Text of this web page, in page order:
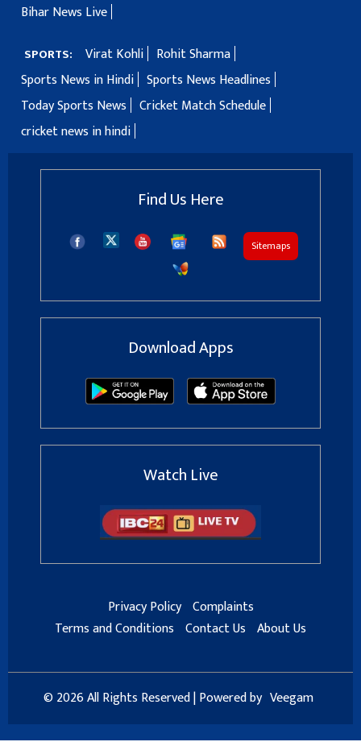
Bihar News Live
SPORTS: Virat Kohli
Rohit Sharma
Sports News in Hindi Sports News Headlines
Today Sports News
Cricket Match Schedule
cricket news in hindi
Find Us Here
Sitemaps
Download Apps
Watch Live
Privacy Policy Complaints
Terms and Conditions Contact Us About Us
© 2026 All Rights Reserved | Powered by Veegam